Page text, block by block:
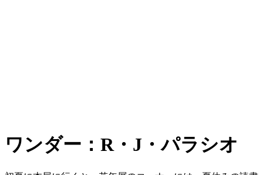
ワンダー：R・J・パラシオ